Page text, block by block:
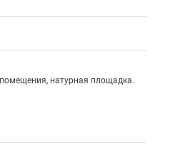
натурная площадка.